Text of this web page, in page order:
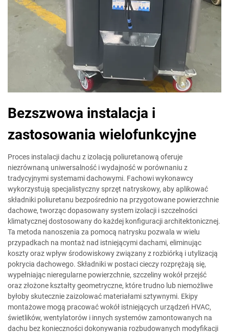
Bezszwowa instalacja i
zastosowania wielofunkcyjne
Proces instalacji dachu z izolacją poliuretanową oferuje
niezrównaną uniwersalność i wydajność w porównaniu z
tradycyjnymi systemami dachowymi. Fachowi wykonawcy
wykorzystują specjalistyczny sprzęt natryskowy, aby aplikować
składniki poliuretanu bezpośrednio na przygotowane powierzchnie
dachowe, tworząc dopasowany system izolacji i szczelności
klimatycznej dostosowany do każdej konfiguracji architektonicznej.
Ta metoda nanoszenia za pomocą natrysku pozwala w wielu
przypadkach na montaż nad istniejącymi dachami, eliminując
koszty oraz wpływ środowiskowy związany z rozbiórką i utylizacją
pokrycia dachowego. Składniki w postaci cieczy rozprężają się,
wypełniając nieregularne powierzchnie, szczeliny wokół przejść
oraz złożone kształty geometryczne, które trudno lub niemożliwe
byłoby skutecznie zaizolować materiałami sztywnymi. Ekipy
montażowe mogą pracować wokół istniejących urządzeń HVAC,
świetlików, wentylatorów i innych systemów zamontowanych na
dachu bez konieczności dokonywania rozbudowanych modyfikacji